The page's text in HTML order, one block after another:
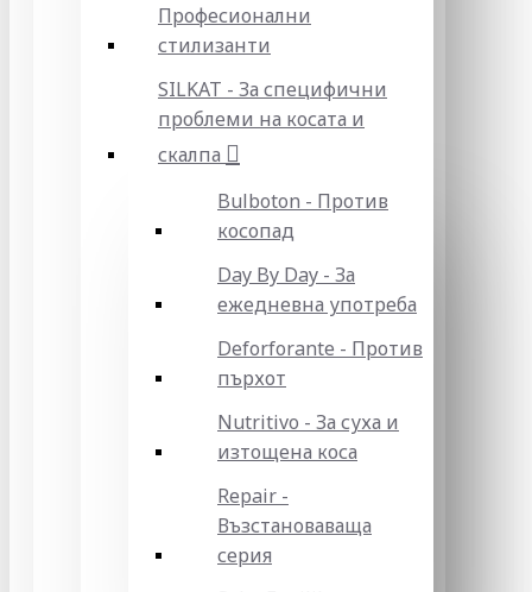
Професионални
стилизанти
SILKAT - За специфични
проблеми на косата и
скалпа
Bulboton - Против
косопад
Day By Day - За
ежедневна употреба
Deforforante - Против
пърхот
Nutritivo - За суха и
изтощена коса
Repair -
Възстановаваща
серия